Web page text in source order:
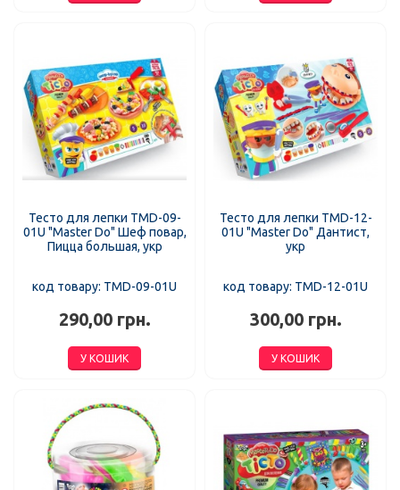
Тесто для лепки TMD-09-
01U "Master Do" Шеф повар,
Пицца большая, укр
код товару: TMD-09-01U
290,00 грн.
У КОШИК
Тесто для лепки TMD-12-
01U "Master Do" Дантист,
укр
код товару: TMD-12-01U
300,00 грн.
У КОШИК